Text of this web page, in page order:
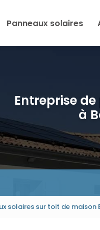
Panneaux solaires
Entreprise
à
solaires sur toit de maison